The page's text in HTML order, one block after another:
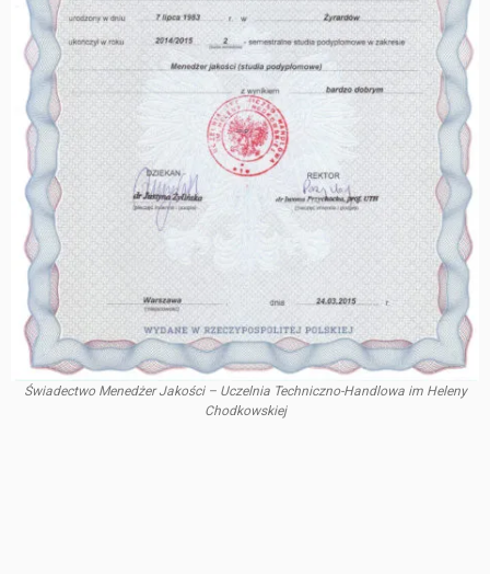
Świadectwo Menedżer Jakości – Uczelnia Techniczno-Handlowa im Heleny
Chodkowskiej